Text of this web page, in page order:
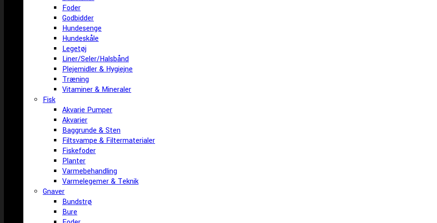
Foder
Godbidder
Hundesenge
Hundeskåle
Legetøj
Liner/Seler/Halsbånd
Plejemidler & Hygiejne
Træning
Vitaminer & Mineraler
Fisk
Akvarie Pumper
Akvarier
Baggrunde & Sten
Filtsvampe & Filtermaterialer
Fiskefoder
Planter
Varmebehandling
Varmelegemer & Teknik
Gnaver
Bundstrø
Bure